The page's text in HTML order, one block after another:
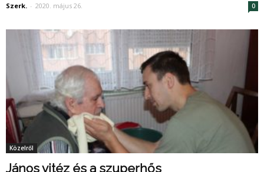
Szerk. - 2020. május 26. 0
Közelről
János vitéz és a szuperhős